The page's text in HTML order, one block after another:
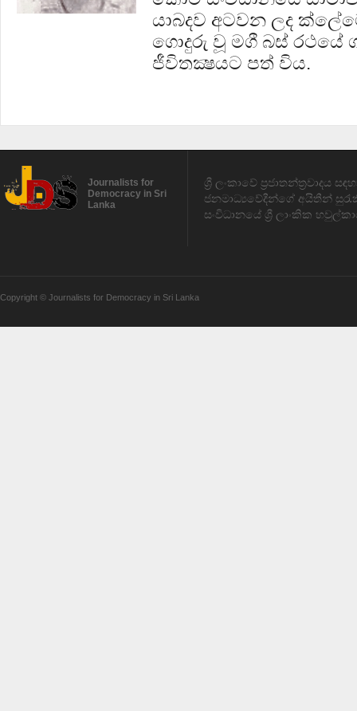
යාබදව අටවන ලද
ගොදුරු වූ මගී බස් රථයේ
ජීවිතක්‍ෂයට පත් විය.
Journalists for
Democracy in Sri
Lanka
ශ්‍රී ලංකාවේ ප්‍රජාතන්ත්‍රවාදය
ජනමාධ්‍යවේදීන්ගේ අයිතීන්
සංවිධානයේ ශ්‍රී ලාංකික
Copyright © Journalists for Democracy in Sri Lanka